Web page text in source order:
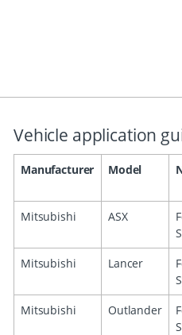
Vehicle application
Manufacturer Model
Mitsubishi ASX
Mitsubishi
Lancer
Mitsubishi
Outlander